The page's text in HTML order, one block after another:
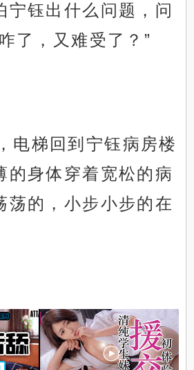
宁钰出什么问题，问
了，又难受了？”
电梯回到宁钰病房楼
的身体穿着宽松的病
荡的，小步小步的在